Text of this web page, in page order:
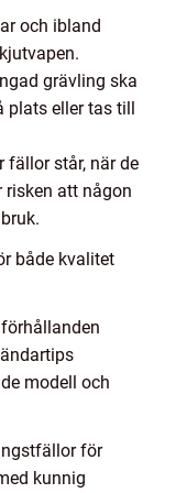
och ibland
grävling ska
plats eller tas till
fällor står, när de
risken att någon
både kvalitet
modell och
för
kunnig